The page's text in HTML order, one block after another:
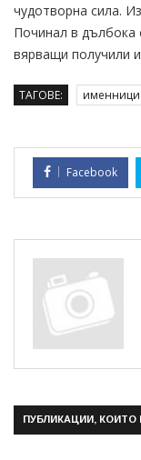
чудотворна сила.
Починал в дълбока
вярващи получили
ТАГОВЕ: именници
Facebook
ПУБЛИКАЦИИ, КОИТО